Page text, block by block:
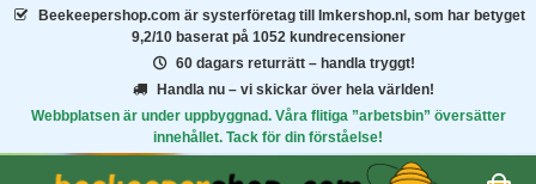
Beekeepershop.com är systerföretag till Imkershop.nl, som har betyget
9,2/10 baserat på 1052 kundrecensioner
60 dagars returrätt – handla tryggt!
Handla nu – vi skickar över hela världen!
Webbplatsen är under uppbyggnad. Våra flitiga ”arbetsbin” översätter
innehållet. Tack för din förståelse!